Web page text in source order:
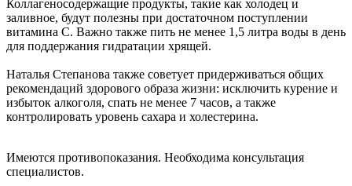
Коллагеносодержащие продукты, такие как холодец и
заливное, будут полезны при достаточном поступлении
витамина C. Важно также пить не менее 1,5 литра воды в день
для поддержания гидратации хрящей.
Наталья Степанова также советует придерживаться общих
рекомендаций здорового образа жизни: исключить курение и
избыток алкоголя, спать не менее 7 часов, а также
контролировать уровень сахара и холестерина.
Имеются противопоказания. Необходима консультация
специалистов.